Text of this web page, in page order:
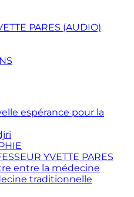
PARES (AUDIO)
espérance pour la
YVETTE PARES
entre la médecine
traditionnelle